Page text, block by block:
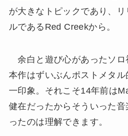
が大きなトピックであり、
ルであるRed Creekから。
余白と遊び心があったソロ
本作はずいぶんポストメタ
一印象。それこそ14年前は
健在だったからそういった
ったのは理解できます。